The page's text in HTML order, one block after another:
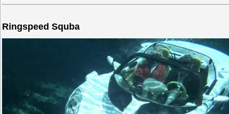
Ringspeed Squba